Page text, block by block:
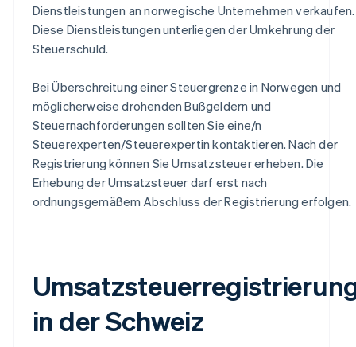
Dienstleistungen an norwegische Unternehmen verkaufen.
Diese Dienstleistungen unterliegen der Umkehrung der
Steuerschuld.
Bei Überschreitung einer Steuergrenze in Norwegen und
möglicherweise drohenden Bußgeldern und
Steuernachforderungen sollten Sie eine/n
Steuerexperten/Steuerexpertin kontaktieren. Nach der
Registrierung können Sie Umsatzsteuer erheben. Die
Erhebung der Umsatzsteuer darf erst nach
ordnungsgemäßem Abschluss der Registrierung erfolgen.
in der Schweiz